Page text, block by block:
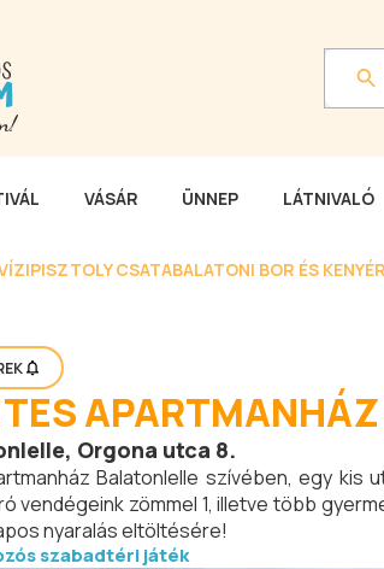
VÁSÁR ÜNNEP LÁTNIVALÓ
CSATABALATONI BOR ÉS
, Orgona utca 8.
Balatonlelle szívében, egy kis
vendégeink zömmel 1, illetve több
nyaralás eltöltésére!
szabadtéri játék